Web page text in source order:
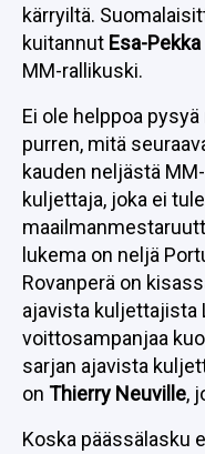
kärryiltä.
kuitannut Esa-
MM-rallikuski.
Ei ole helppoa
purren, mitä
kauden neljästä
kuljettaja, joka ei
lukema on neljä
Rovanperä on
ajavista kuljettajista
voittosampanjaa
sarjan ajavista
on Thierry Neuville,
Koska päässälasku